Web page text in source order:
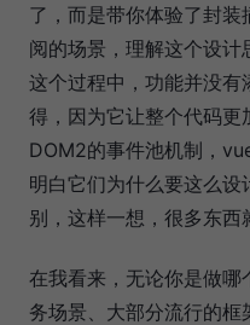
了，而是带你体验了封
阅的场景，理解这个设
这个过程中，功能并没有
得，因为它让整个代码更
DOM2的事件池机制，
明白它们为什么要这么
别，这样一想，很多东西
在我看来，无论你是做哪
务场景、大部分流行的